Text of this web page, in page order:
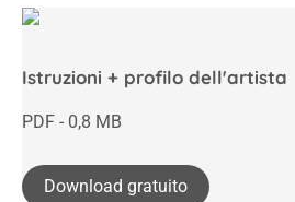
Istruzioni + profilo dell'artista
PDF - 0,8 MB
Download gratuito